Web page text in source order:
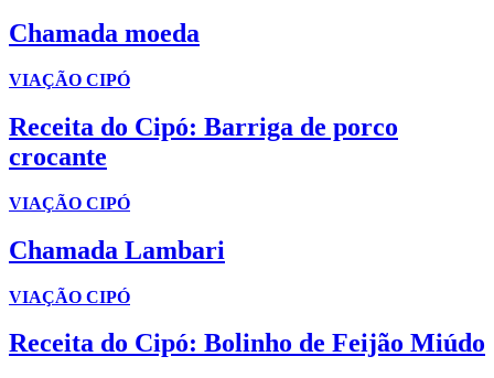
Chamada moeda
VIAÇÃO CIPÓ
Receita do Cipó: Barriga de porco
crocante
VIAÇÃO CIPÓ
Chamada Lambari
VIAÇÃO CIPÓ
Receita do Cipó: Bolinho de Feijão Miúdo